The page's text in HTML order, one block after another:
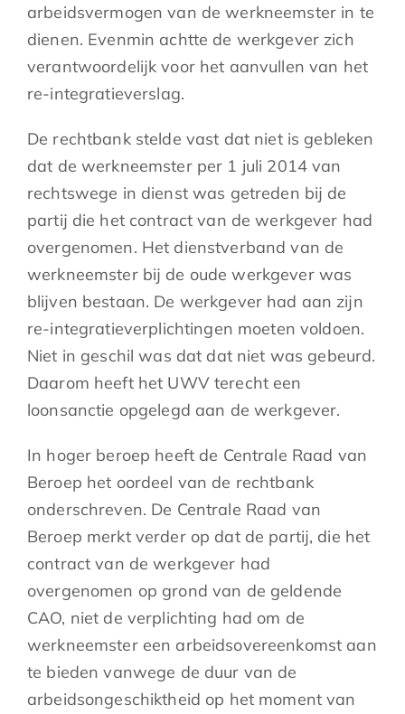
arbeidsvermogen van de werkneemster in te
dienen. Evenmin achtte de werkgever zich
verantwoordelijk voor het aanvullen van het
re-integratieverslag.
De rechtbank stelde vast dat niet is gebleken
dat de werkneemster per 1 juli 2014 van
rechtswege in dienst was getreden bij de
partij die het contract van de werkgever had
overgenomen. Het dienstverband van de
werkneemster bij de oude werkgever was
blijven bestaan. De werkgever had aan zijn
re-integratieverplichtingen moeten voldoen.
Niet in geschil was dat dat niet was gebeurd.
Daarom heeft het UWV terecht een
loonsanctie opgelegd aan de werkgever.
In hoger beroep heeft de Centrale Raad van
Beroep het oordeel van de rechtbank
onderschreven. De Centrale Raad van
Beroep merkt verder op dat de partij, die het
contract van de werkgever had
overgenomen op grond van de geldende
CAO, niet de verplichting had om de
werkneemster een arbeidsovereenkomst aan
te bieden vanwege de duur van de
arbeidsongeschiktheid op het moment van